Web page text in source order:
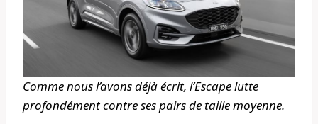
Comme nous l’avons déjà écrit, l’Escape lutte
profondément contre ses pairs de taille moyenne.